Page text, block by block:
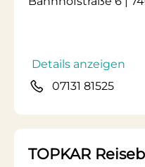
Details anzeigen
07131 81525
TOPKAR